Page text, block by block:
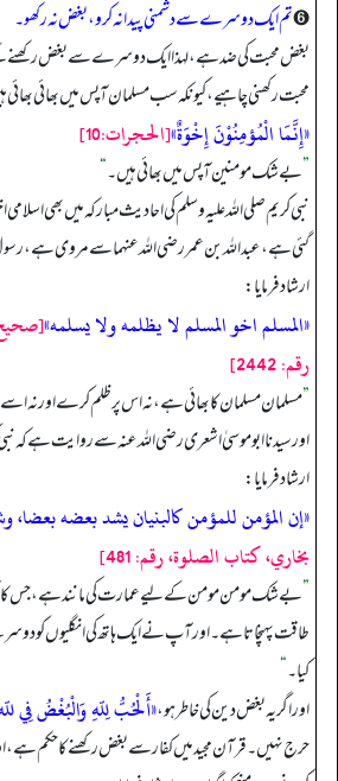
➏تم ایک دوسرے سے دشمنی پیدا نہ کرو، بغض نہ رکھو۔
بغض محبت کی ضد ہے، لہذا ایک دوسرے سے بغض
محبت رکھنی چاہیے، کیونکہ سب مسلمان آپس میں بھائی بھائی
«إِنَّمَا الْمُؤمِنُوْنَ إِخْوَةٌ»[الحجرات:10]
”بےشک مومنین آپس میں بھائی ہیں۔“
نبی کریم صلی الله علیہ وسلم کی احادیث مبارکہ میں بھی
گئی ہے، عبدالله بن عمر رضی الله عنہما سے مروی ہے،
ارشاد فرمایا:
«المسلم اخو المسلم لا يظلمه ولا يسلمه»[صحيح
رقم: 2442]
”مسلمان مسلمان کا بھائی ہے، نہ اس پر ظلم کرے اور نہ
اور سیدنا ابو موسیٰ اشعری رضی الله عنہ سے روایت ہے کہ
ارشاد فرمایا:
«إن المؤمن للمؤمن كالبنيان يشد بعضه بعضا،
بخاري، كتاب الصلوة، رقم: 481]
”بے شک مومن مومن کے لیے عمارت کی مانند ہے، جس
طاقت پہنچاتا ہے۔ اور آپ نے ایک ہاتھ کی انگلیوں کو
کیا۔“
اور اگر یہ بغض دین کی خاطر ہو،«أَلْحُبُّ لِلّهِ وَالْبُغْضُ فِي
حرج نہیں۔ قرآن مجید میں کفار سے بغض رکھنے کا حکم